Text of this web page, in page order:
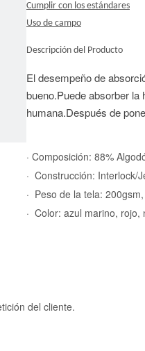
Cumplir con los estándares
Uso de campo
Descripción del Producto
El desempeño de
bueno.Puede absorber
humana.Después de
· Composición: 88%
· Construcción: Interlock/
· Peso de la tela:
· Color: azul marino,
del cliente.